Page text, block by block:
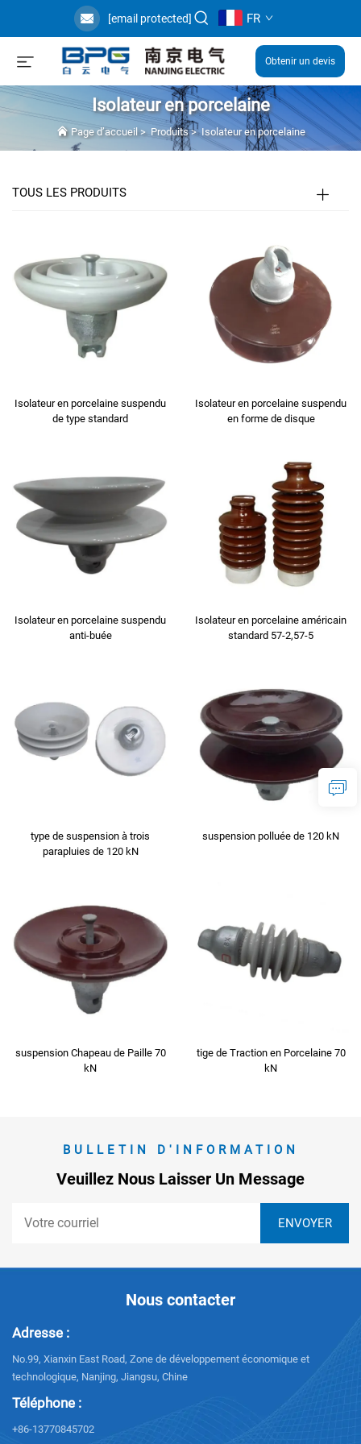
[email protected] FR
Obtenir un devis
Isolateur en porcelaine
Page d’accueil> Produits> Isolateur en porcelaine
TOUS LES PRODUITS
Isolateur en porcelaine suspendu
de type standard
Isolateur en porcelaine suspendu
en forme de disque
Isolateur en porcelaine suspendu
anti-buée
Isolateur en porcelaine américain
standard 57-2,57-5
type de suspension à trois
parapluies de 120 kN
suspension polluée de 120 kN
suspension Chapeau de Paille 70
kN
tige de Traction en Porcelaine 70
kN
BULLETIN D'INFORMATION
Veuillez Nous Laisser Un Message
Nous contacter
Adresse :
No.99, Xianxin East Road, Zone de développement économique et
technologique, Nanjing, Jiangsu, Chine
Téléphone :
+86-13770845702